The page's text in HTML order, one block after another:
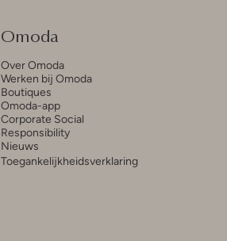
Omoda
Over Omoda
Werken bij Omoda
Boutiques
Omoda-app
Corporate Social
Responsibility
Nieuws
Toegankelijkheidsverklaring